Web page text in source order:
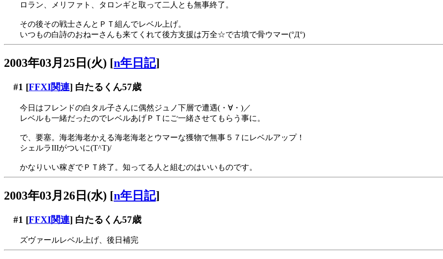
ロラン、メリファト、タロンギと取って二人とも無事終了。
その後その戦士さんとＰＴ組んでレベル上げ。
いつもの白詩のおねーさんも来てくれて後方支援は万全☆で古墳で骨ウマー(°Д°)
2003年03月25日(火) [n年日記]
#1 [FFXI関連] 白たるくん57歳
今日はフレンドの白タル子さんに偶然ジュノ下層で遭遇(・∀・)／
レベルも一緒だったのでレベルあげＰＴにご一緒させてもらう事に。
で、要塞。海老海老かえる海老海老とウマーな獲物で無事５７にレベルアップ！
シェルラIIIがついに(T^T)/
かなりいい稼ぎでＰＴ終了。知ってる人と組むのはいいものです。
2003年03月26日(水) [n年日記]
#1 [FFXI関連] 白たるくん57歳
ズヴァールレベル上げ、後日補完